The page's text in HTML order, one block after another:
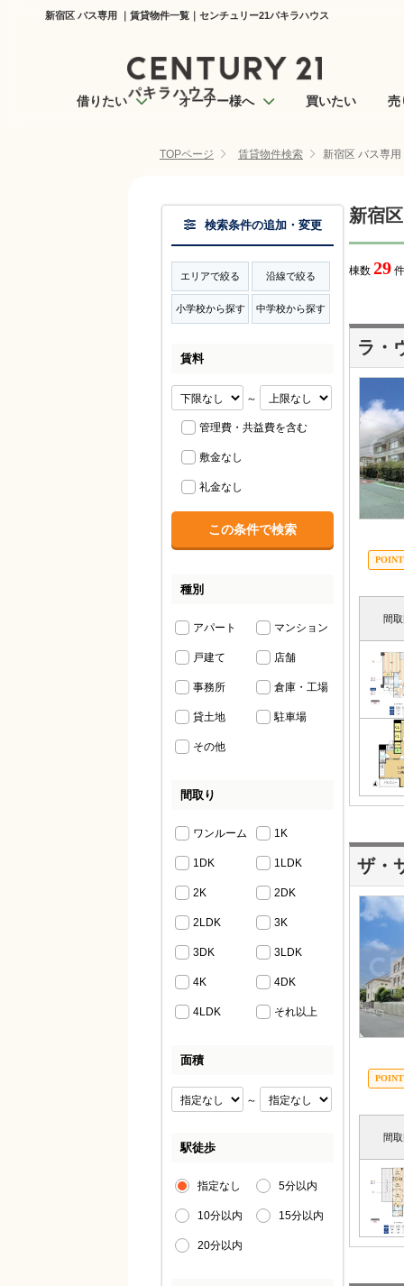
新宿区 バス専用 ｜賃貸物件一覧｜センチュリー21パキラハウス
借りたい オーナー様へ 買いたい 売
TOPページ 賃貸物件検索 新宿区 バス専
新宿
棟数 29
ラ・
間
ザ・
間
検索条件の追加・変更
エリアで絞る 沿線で絞る
小学校から探す 中学校から探す
賃料
～
管理費・共益費を含む
敷金なし
礼金なし
種別
アパート マンション
戸建て 店舗
事務所 倉庫・工場
貸土地 駐車場
その他
間取り
ワンルーム 1K
1DK 1LDK
2K 2DK
2LDK 3K
3DK 3LDK
4K 4DK
4LDK それ以上
面積
～
駅徒歩
指定なし 5分以内
10分以内 15分以内
20分以内